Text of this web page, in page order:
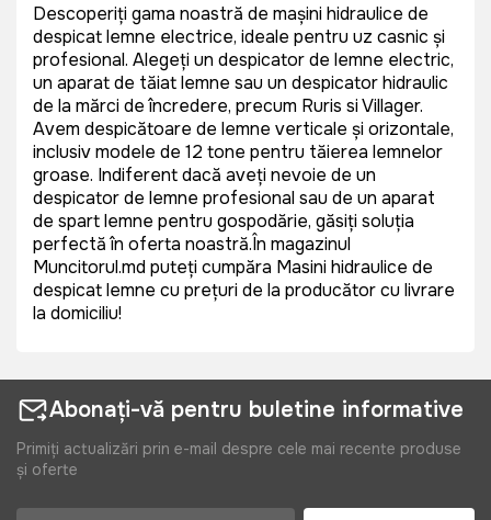
Descoperiți gama noastră de mașini hidraulice de
despicat lemne electrice, ideale pentru uz casnic și
profesional. Alegeți un despicator de lemne electric,
un aparat de tăiat lemne sau un despicator hidraulic
de la mărci de încredere, precum Ruris si Villager.
Avem despicătoare de lemne verticale și orizontale,
inclusiv modele de 12 tone pentru tăierea lemnelor
groase. Indiferent dacă aveți nevoie de un
despicator de lemne profesional sau de un aparat
de spart lemne pentru gospodărie, găsiți soluția
perfectă în oferta noastră.În magazinul
Muncitorul.md puteți cumpăra Masini hidraulice de
despicat lemne cu prețuri de la producător cu livrare
la domiciliu!
Abonați-vă pentru buletine informative
Primiți actualizări prin e-mail despre cele mai recente produse
și oferte